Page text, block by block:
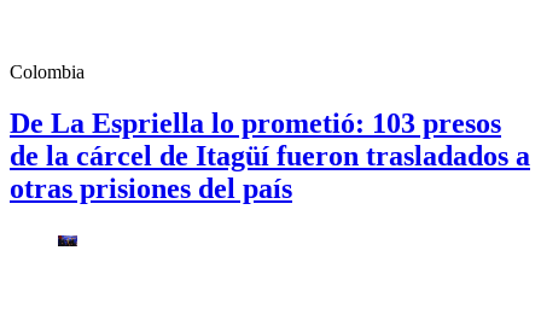
Colombia
De La Espriella lo prometió: 103 presos
de la cárcel de Itagüí fueron trasladados a
otras prisiones del país